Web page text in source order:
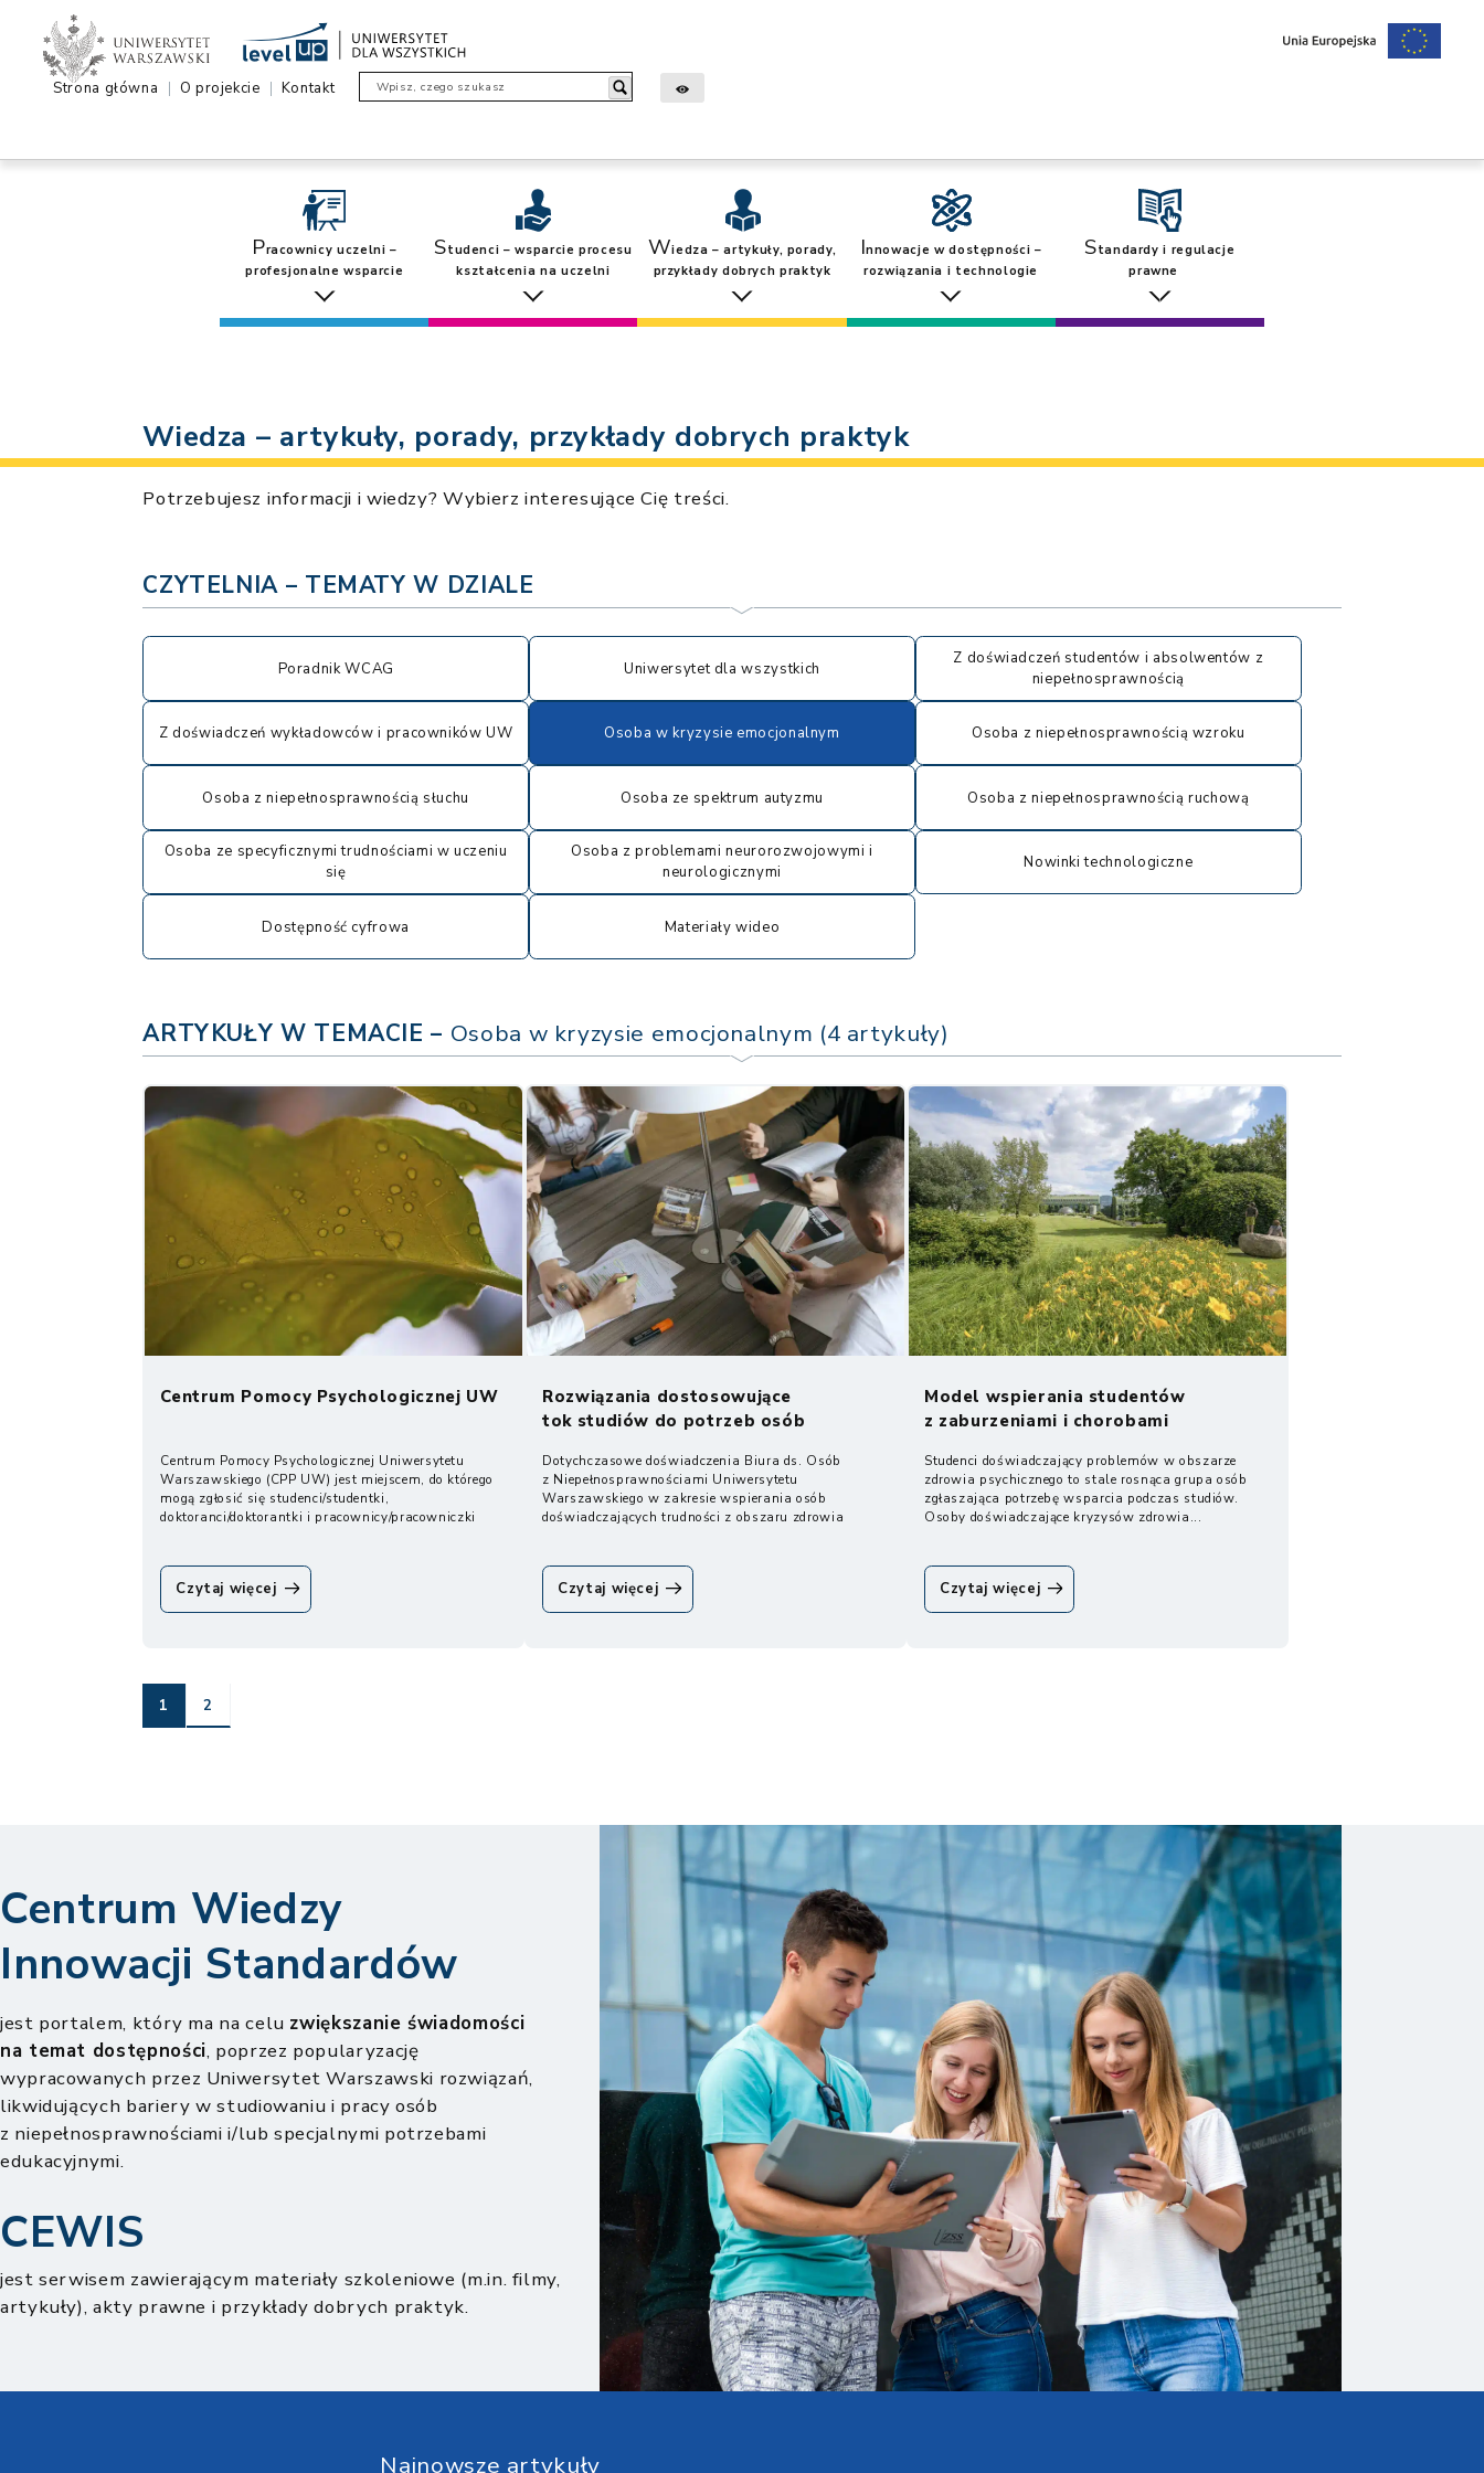
Centrum Wiedzy Innowacji Standardów
Level Up – Uniwersytet dla wszystkich
Strona główna O projekcie Kontakt Wpisz, czego szukasz
Pracownicy uczelni –
profesjonalne wsparcie
Studenci – wsparcie procesu
kształcenia na uczelni
Wiedza – artykuły, porady,
przykłady dobrych praktyk
Innowacje w dostępności –
rozwiązania i technologie
Standardy i regulacje
prawne
Wiedza – artykuły, porady, przykłady dobrych praktyk
Potrzebujesz informacji i wiedzy? Wybierz interesujące Cię treści.
CZYTELNIA – TEMATY W DZIALE
Poradnik WCAG Uniwersytet dla wszystkich
Z doświadczeń studentów i absolwentów z
niepełnosprawnością
Z doświadczeń wykładowców i pracowników UW Osoba w kryzysie emocjonalnym Osoba z niepełnosprawnością wzroku
Osoba z niepełnosprawnością słuchu Osoba ze spektrum autyzmu Osoba z niepełnosprawnością ruchową
Osoba ze specyficznymi trudnościami w uczeniu
się
Osoba z problemami neurorozwojowymi i
neurologicznymi
Nowinki technologiczne
Dostępność cyfrowa Materiały wideo
ARTYKUŁY W TEMACIE – Osoba w kryzysie emocjonalnym (4 artykuły)
Centrum Pomocy Psychologicznej UW
Centrum Pomocy Psychologicznej Uniwersytetu
Warszawskiego (CPP UW) jest miejscem, do którego
mogą zgłosić się studenci/studentki,
doktoranci/doktorantki i pracownicy/pracowniczki
Czytaj więcejoCentrum
Pomocy
Rozwiązania dostosowujące
tok studiów do potrzeb osób
Dotychczasowe doświadczenia Biura ds. Osób
z Niepełnosprawnościami Uniwersytetu
Warszawskiego w zakresie wspierania osób
doświadczających trudności z obszaru zdrowia
Czytaj więcejoRozwiązania
dostosowujące
Model wspierania studentów
z zaburzeniami i chorobami
Studenci doświadczający problemów w obszarze
zdrowia psychicznego to stale rosnąca grupa osób
zgłaszająca potrzebę wsparcia podczas studiów.
Osoby doświadczające kryzysów zdrowia...
Czytaj więcejoModel
wspierania
Strona
1 Strona
2
Centrum Wiedzy
Innowacji Standardów
jest portalem, który ma na celu zwiększanie świadomości
na temat dostępności, poprzez popularyzację
wypracowanych przez Uniwersytet Warszawski rozwiązań,
likwidujących bariery w studiowaniu i pracy osób
z niepełnosprawnościami i/lub specjalnymi potrzebami
edukacyjnymi.
CEWIS
jest serwisem zawierającym materiały szkoleniowe (m.in. filmy,
artykuły), akty prawne i przykłady dobrych praktyk.
Najnowsze artykuły